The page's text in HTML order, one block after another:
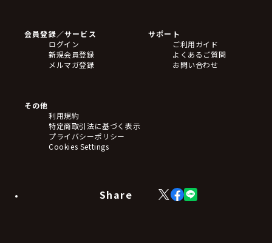
会員登録／サービス
ログイン
新規会員登録
メルマガ登録
サポート
ご利用ガイド
よくあるご質問
お問い合わせ
その他
利用規約
特定商取引法に基づく表示
プライバシーポリシー
Cookies Settings
Share
X
(Twitter)
Facebook
LINE